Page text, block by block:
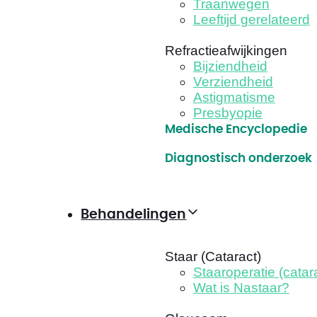
Traanwegen
Leeftijd gerelateerd
Refractieafwijkingen
Bijziendheid
Verziendheid
Astigmatisme
Presbyopie
Medische Encyclopedie
Diagnostisch onderzoek
Behandelingen
Staar (Cataract)
Staaroperatie
Wat is Nastaar?